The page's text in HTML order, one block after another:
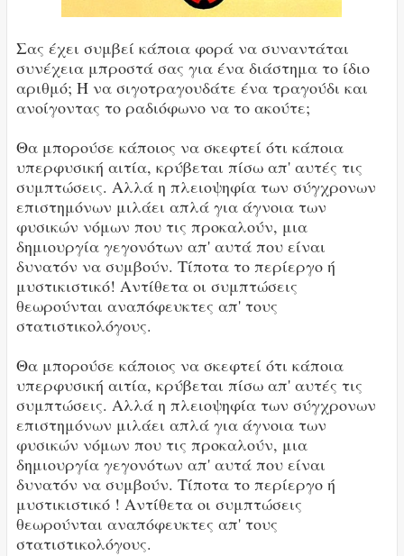
Σας έχει συμβεί κάποια φορά να συναντάται
συνέχεια μπροστά σας για ένα διάστημα το ίδιο
αριθμό; Ή να σιγοτραγουδάτε ένα τραγούδι και
ανοίγοντας το ραδιόφωνο να το ακούτε;
Θα μπορούσε κάποιος να σκεφτεί ότι κάποια
υπερφυσική αιτία, κρύβεται πίσω απ' αυτές τις
συμπτώσεις. Αλλά η πλειοψηφία των σύγχρονων
επιστημόνων μιλάει απλά για άγνοια των
φυσικών νόμων που τις προκαλούν, μια
δημιουργία γεγονότων απ' αυτά που είναι
δυνατόν να συμβούν. Τίποτα το περίεργο ή
μυστικιστικό! Αντίθετα οι συμπτώσεις
θεωρούνται αναπόφευκτες απ' τους
στατιστικολόγους.
Θα μπορούσε κάποιος να σκεφτεί ότι κάποια
υπερφυσική αιτία, κρύβεται πίσω απ' αυτές τις
συμπτώσεις. Αλλά η πλειοψηφία των σύγχρονων
επιστημόνων μιλάει απλά για άγνοια των
φυσικών νόμων που τις προκαλούν, μια
δημιουργία γεγονότων απ' αυτά που είναι
δυνατόν να συμβούν. Τίποτα το περίεργο ή
μυστικιστικό ! Αντίθετα οι συμπτώσεις
θεωρούνται αναπόφευκτες απ' τους
στατιστικολόγους.